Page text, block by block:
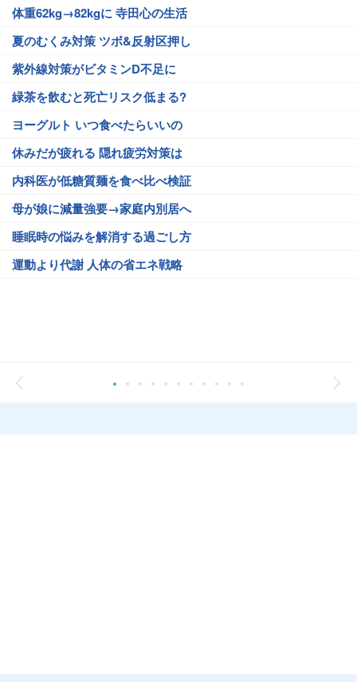
体重62kg→82kgに 寺田心の生活
夏のむくみ対策 ツボ&反射区押し
紫外線対策がビタミンD不足に
緑茶を飲むと死亡リスク低まる?
ヨーグルト いつ食べたらいいの
休みだが疲れる 隠れ疲労対策は
内科医が低糖質麺を食べ比べ検証
母が娘に減量強要→家庭内別居へ
睡眠時の悩みを解消する過ごし方
運動より代謝 人体の省エネ戦略